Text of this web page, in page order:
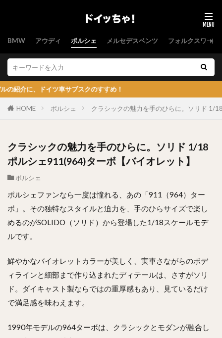
BMW アウディ ポルシェ メルセデスベンツ フォルクスワーゲ
イツ車サブスクのすすめ！
HOME ポルシェ クラシックの魅力を手のひらに。ソリド 1/
クラシックの魅力を手のひらに。ソリド 1/18
ポルシェ911(964)ターボ【バイオレット】
ポルシェ
ポルシェファンなら一度は憧れる、あの「911（964）ター
ボ」。その独特なスタイルと迫力を、手のひらサイズで楽し
めるのがSOLIDO（ソリド）から登場した1/18スケールモデ
ルです。
鮮やかなバイオレットカラーが美しく、実車さながらのボデ
ィラインと細部まで作り込まれたディテールは、さすがソリ
ド。ダイキャスト製ならではの重厚感もあり、見ているだけ
で満足感を味わえます。
1990年モデルの964ターボは、クラシックとモダンが融合し